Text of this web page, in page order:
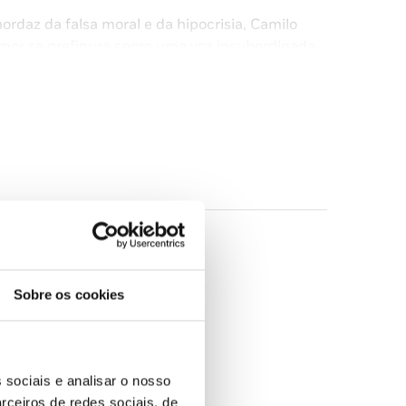
Sobre os cookies
sociais e analisar o nosso
de redes sociais, de
da falsa moral e da hipocrisia, Camilo